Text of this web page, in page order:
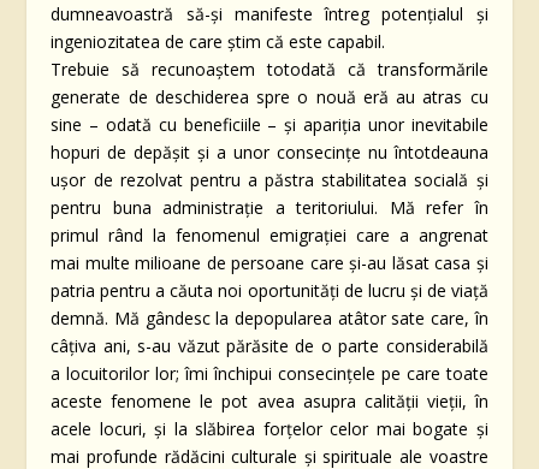
dumneavoastră să-și manifeste întreg potențialul și
ingeniozitatea de care știm că este capabil.
Trebuie să recunoaștem totodată că transformările
generate de deschiderea spre o nouă eră au atras cu
sine – odată cu beneficiile – și apariția unor inevitabile
hopuri de depășit și a unor consecințe nu întotdeauna
ușor de rezolvat pentru a păstra stabilitatea socială și
pentru buna administrație a teritoriului. Mă refer în
primul rând la fenomenul emigrației care a angrenat
mai multe milioane de persoane care și-au lăsat casa și
patria pentru a căuta noi oportunități de lucru și de viață
demnă. Mă gândesc la depopularea atâtor sate care, în
câțiva ani, s-au văzut părăsite de o parte considerabilă
a locuitorilor lor; îmi închipui consecințele pe care toate
aceste fenomene le pot avea asupra calității vieții, în
acele locuri, și la slăbirea forţelor celor mai bogate şi
mai profunde rădăcini culturale și spirituale ale voastre